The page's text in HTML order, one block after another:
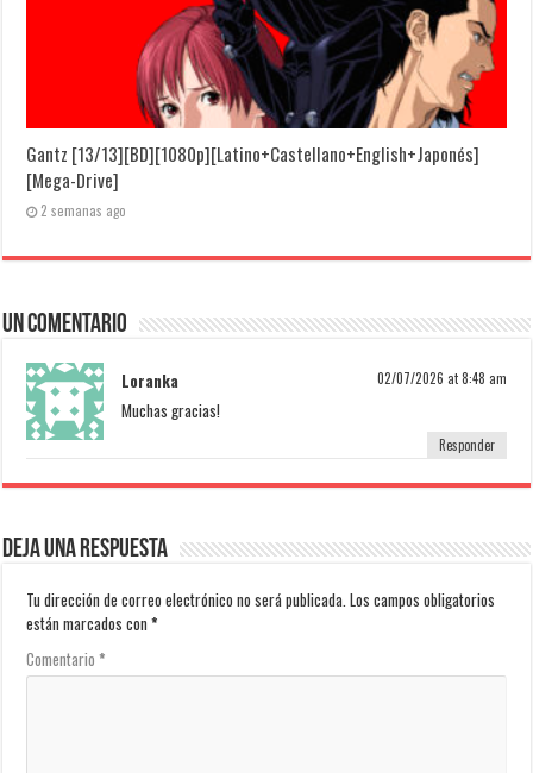
Gantz [13/13][BD][1080p][Latino+Castellano+English+Japonés]
[Mega-Drive]
2 semanas ago
Un comentario
Loranka 02/07/2026 at 8:48 am
Muchas gracias!
Responder
Deja una respuesta
Tu dirección de correo electrónico no será publicada. Los campos obligatorios
están marcados con*
Comentario*